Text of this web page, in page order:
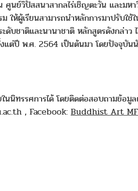
นย์วิปัสสนาสากลไร่เชิญตะวัน และมห
ให้ผู้เรียนสามารถนำหลักการมาปรับใช้
บชาติและนานาชาติ หลักสูตรดังกล่าว
งแต่ปี พ.ศ. 2564 เป็นต้นมา โดยปัจจุบัน
นนิทรรศการได้ โดยติดต่อสอบถามข้อมูล
, Facebook: Buddhist Art